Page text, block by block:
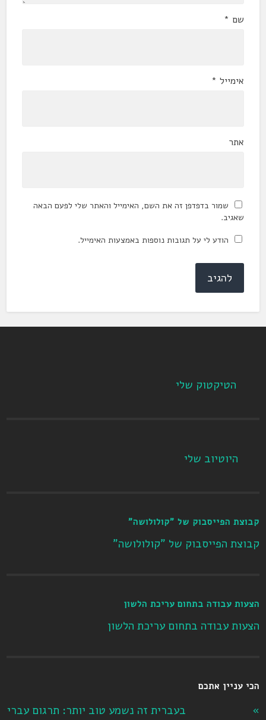
שם *
אימייל *
אתר
שמור בדפדפן זה את השם, האימייל והאתר שלי לפעם הבאה
שאגיב.
הודע לי על תגובות נוספות באמצעות האימייל.
הטיקטוק שלי
היוטיוב שלי
קבוצת הפייסבוק של "קולולושה"
קבוצת הפייסבוק של "קולולושה"
הצעות עבודה בתחום עריכת הלשון
הצעות עבודה בתחום עריכת הלשון
הכי עניין אתכם
בעברית זה נשמע טוב יותר: תרגום עברי